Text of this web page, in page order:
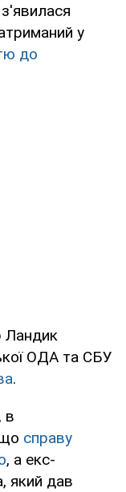
у
до
Ландик
ОДА та СБУ
.
в
справу
, а екс-
який дав